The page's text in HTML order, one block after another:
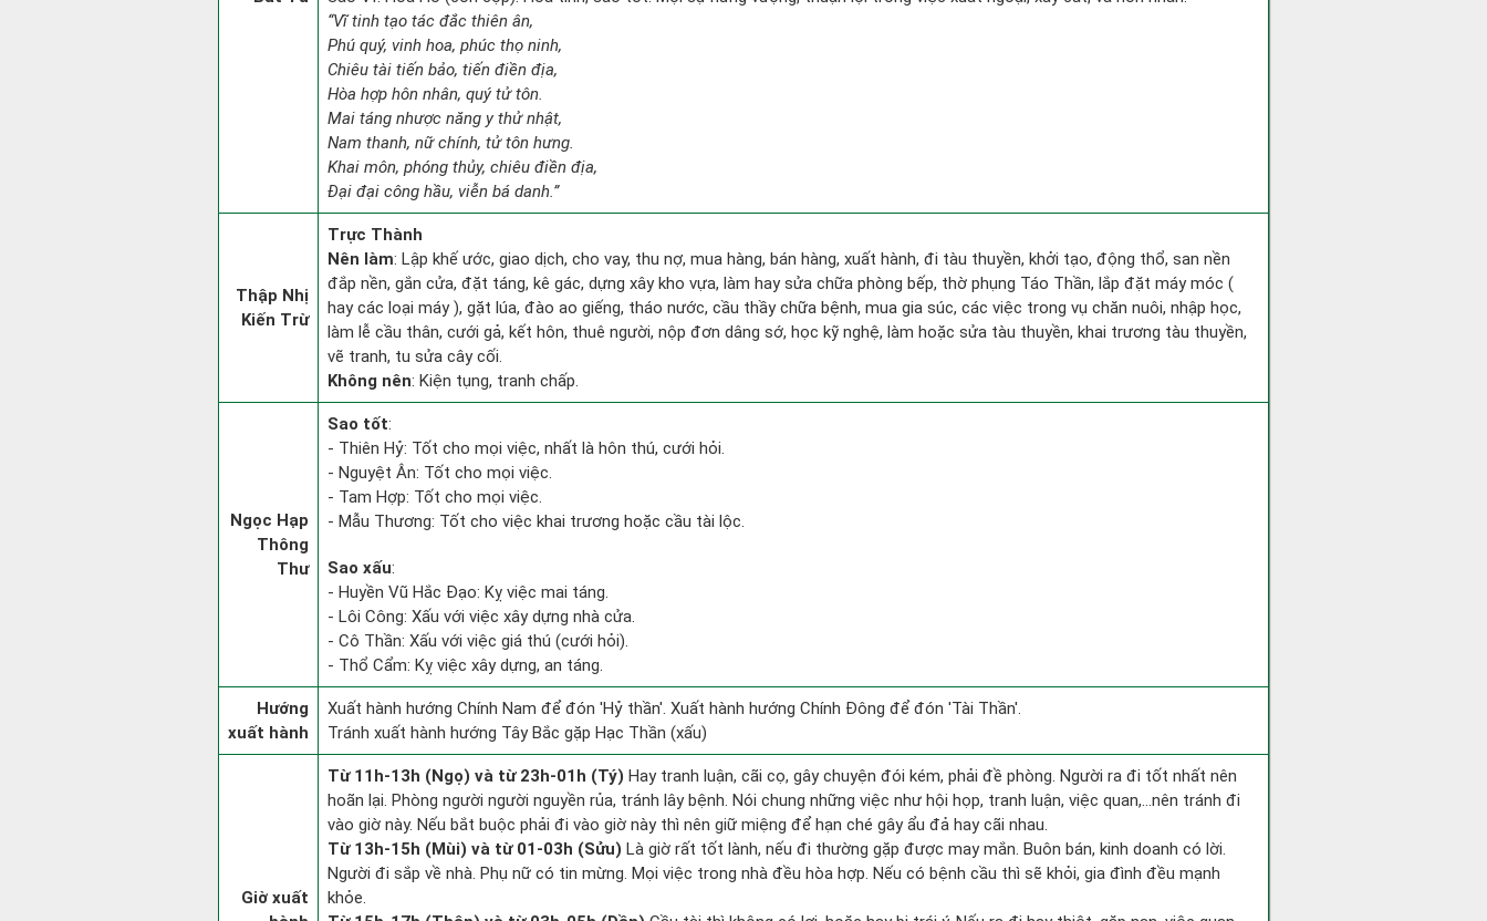
“Vĩ tinh tạo tác đắc thiên ân,
Phú quý, vinh hoa, phúc thọ ninh,
Chiêu tài tiến bảo, tiến điền địa,
Hòa hợp hôn nhân, quý tử tôn.
Mai táng nhược năng y thử nhật,
Nam thanh, nữ chính, tử tôn hưng.
Khai môn, phóng thủy, chiêu điền địa,
Đại đại công hầu, viễn bá danh.”
Thập Nhị
Kiến Trừ
Trực Thành
Nên làm: Lập khế ước, giao dịch, cho vay, thu nợ, mua hàng, bán hàng, xuất hành, đi tàu thuyền, khởi tạo, động thổ, san nền
đắp nền, gắn cửa, đặt táng, kê gác, dựng xây kho vựa, làm hay sửa chữa phòng bếp, thờ phụng Táo Thần, lắp đặt máy móc (
hay các loại máy ), gặt lúa, đào ao giếng, tháo nước, cầu thầy chữa bệnh, mua gia súc, các việc trong vụ chăn nuôi, nhập học,
làm lễ cầu thân, cưới gả, kết hôn, thuê người, nộp đơn dâng sớ, học kỹ nghệ, làm hoặc sửa tàu thuyền, khai trương tàu thuyền,
vẽ tranh, tu sửa cây cối.
Không nên: Kiện tụng, tranh chấp.
Ngọc Hạp
Thông
Thư
Sao tốt:
- Thiên Hỷ: Tốt cho mọi việc, nhất là hôn thú, cưới hỏi.
- Nguyệt Ân: Tốt cho mọi việc.
- Tam Hợp: Tốt cho mọi việc.
- Mẫu Thương: Tốt cho việc khai trương hoặc cầu tài lộc.
Sao xấu:
- Huyền Vũ Hắc Đạo: Kỵ việc mai táng.
- Lôi Công: Xấu với việc xây dựng nhà cửa.
- Cô Thần: Xấu với việc giá thú (cưới hỏi).
- Thổ Cẩm: Kỵ việc xây dựng, an táng.
Hướng
xuất hành
Xuất hành hướng Chính Nam để đón 'Hỷ thần'. Xuất hành hướng Chính Đông để đón 'Tài Thần'.
Tránh xuất hành hướng Tây Bắc gặp Hạc Thần (xấu)
Giờ xuất
Từ 11h-13h (Ngọ) và từ 23h-01h (Tý) Hay tranh luận, cãi cọ, gây chuyện đói kém, phải đề phòng. Người ra đi tốt nhất nên
hoãn lại. Phòng người người nguyền rủa, tránh lây bệnh. Nói chung những việc như hội họp, tranh luận, việc quan,…nên tránh đi
vào giờ này. Nếu bắt buộc phải đi vào giờ này thì nên giữ miệng để hạn ché gây ẩu đả hay cãi nhau.
Từ 13h-15h (Mùi) và từ 01-03h (Sửu) Là giờ rất tốt lành, nếu đi thường gặp được may mắn. Buôn bán, kinh doanh có lời.
Người đi sắp về nhà. Phụ nữ có tin mừng. Mọi việc trong nhà đều hòa hợp. Nếu có bệnh cầu thì sẽ khỏi, gia đình đều mạnh
khỏe.